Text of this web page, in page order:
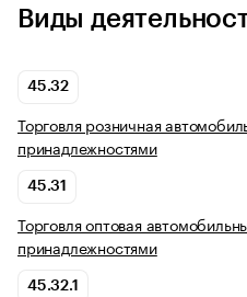
Виды
45.32
Торговля розничная
принадлежностями
45.31
Торговля оптовая
принадлежностями
45.32.1